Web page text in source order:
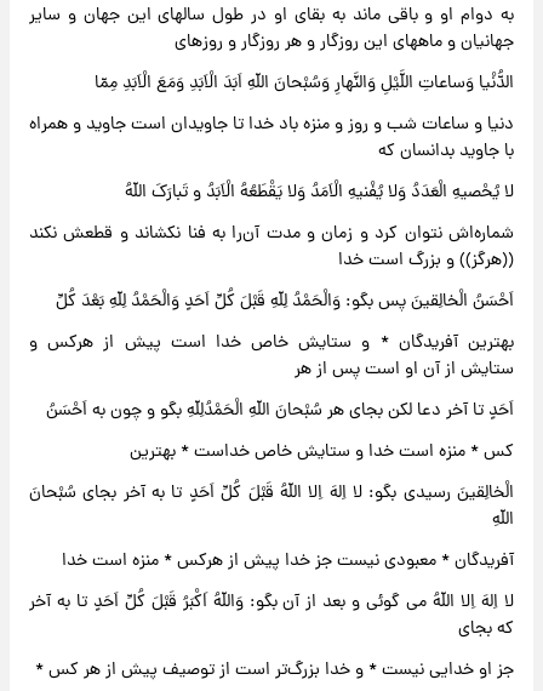
به دوام او و باقی ماند به بقای او در طول سالهای این جهان و سایر
جهانیان و ماههای این روزگار و هر روزگار و روزهای
الدُّنْیا وَساعاتِ اللَّیْلِ وَالنَّهارِ وَسُبْحانَ اللّهِ اَبَدَ الْاَبَدِ وَمَعَ الْاَبَدِ مِمّا
دنیا و ساعات شب و روز و منزه باد خدا تا جاویدان است جاوید و همراه
با جاوید بدانسان که
لا یُحْصیهِ الْعَدَدُ وَلا یُفْنیهِ الْاَمَدُ وَلا یَقْطَعُهُ الْاَبَدُ و تَبارَکَ اللّهُ
شماره‌اش نتوان کرد و زمان و مدت آن‌را به فنا نکشاند و قطعش نکند
((هرگز)) و بزرگ است خدا
اَحْسَنُ الْخالِقینَ پس بگو: وَالْحَمْدُ لِلّهِ قَبْلَ کُلِّ اَحَدٍ وَالْحَمْدُ لِلّهِ بَعْدَ کُلِّ
بهترین آفریدگان * و ستایش خاص خدا است پیش از هرکس و
ستایش از آن او است پس از هر
اَحَدٍ تا آخر دعا لکن بجای هر سُبْحانَ اللّهِ الْحَمْدُلِلّهِ بگو و چون به اَحْسَنُ
کس * منزه است خدا و ستایش خاص خداست * بهترین
الْخالِقینَ رسیدی بگو: لا اِلهَ اِلا اللّهُ قَبْلَ کُلِّ اَحَدٍ تا به آخر بجای سُبْحانَ
اللّهِ
آفریدگان * معبودی نیست جز خدا پیش از هرکس * منزه است خدا
لا اِلهَ اِلا اللّهُ می گوئی و بعد از آن بگو: وَاللّهُ اَکْبَرُ قَبْلَ کُلِّ اَحَدٍ تا به آخر
که بجای
جز او خدایی نیست * و خدا بزرگ‌تر است از توصیف پیش از هر کس *